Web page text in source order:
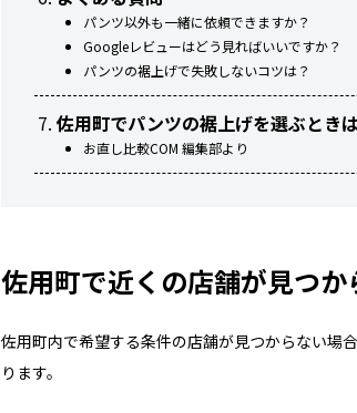
パンツ以外も一緒に依頼できますか？
Googleレビューはどう見ればいいですか？
パンツの裾上げで失敗しないコツは？
佐用町でパンツの裾上げを選ぶとき
お直し比較COM 編集部より
佐用町で近くの店舗が見つか
佐用町内で希望する条件の店舗が見つからない場
ります。